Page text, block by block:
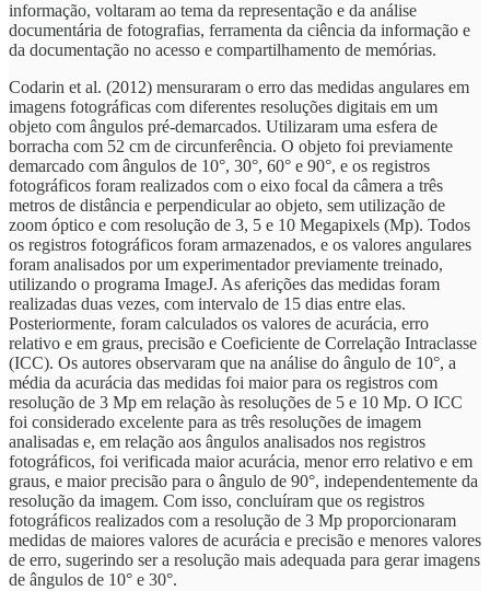
informação, voltaram ao tema da representação e da análise
documentária de fotografias, ferramenta da ciência da informação e
da documentação no acesso e compartilhamento de memórias.
Codarin et al. (2012) mensuraram o erro das medidas angulares em
imagens fotográficas com diferentes resoluções digitais em um
objeto com ângulos pré-demarcados. Utilizaram uma esfera de
borracha com 52 cm de circunferência. O objeto foi previamente
demarcado com ângulos de 10°, 30°, 60° e 90°, e os registros
fotográficos foram realizados com o eixo focal da câmera a três
metros de distância e perpendicular ao objeto, sem utilização de
zoom óptico e com resolução de 3, 5 e 10 Megapixels (Mp). Todos
os registros fotográficos foram armazenados, e os valores angulares
foram analisados por um experimentador previamente treinado,
utilizando o programa ImageJ. As aferições das medidas foram
realizadas duas vezes, com intervalo de 15 dias entre elas.
Posteriormente, foram calculados os valores de acurácia, erro
relativo e em graus, precisão e Coeficiente de Correlação Intraclasse
(ICC). Os autores observaram que na análise do ângulo de 10°, a
média da acurácia das medidas foi maior para os registros com
resolução de 3 Mp em relação às resoluções de 5 e 10 Mp. O ICC
foi considerado excelente para as três resoluções de imagem
analisadas e, em relação aos ângulos analisados nos registros
fotográficos, foi verificada maior acurácia, menor erro relativo e em
graus, e maior precisão para o ângulo de 90°, independentemente da
resolução da imagem. Com isso, concluíram que os registros
fotográficos realizados com a resolução de 3 Mp proporcionaram
medidas de maiores valores de acurácia e precisão e menores valores
de erro, sugerindo ser a resolução mais adequada para gerar imagens
de ângulos de 10° e 30°.